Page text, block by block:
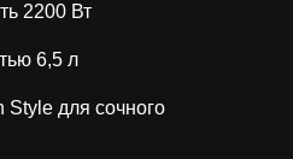
2200 Вт
6,5 л
Style для сочного